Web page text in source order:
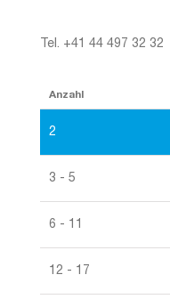
Tel. +41 44 497 32 32
Anzahl
2
3 - 5
6 - 11
12 - 17